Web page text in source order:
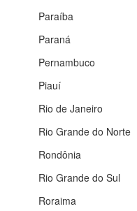
Paraíba
Paraná
Pernambuco
Piauí
Rio de Janeiro
Rio Grande do Norte
Rondônia
Rio Grande do Sul
Roraima